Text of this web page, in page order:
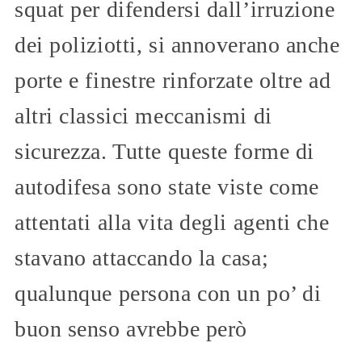
squat per difendersi dall’irruzione
dei poliziotti, si annoverano anche
porte e finestre rinforzate oltre ad
altri classici meccanismi di
sicurezza. Tutte queste forme di
autodifesa sono state viste come
attentati alla vita degli agenti che
stavano attaccando la casa;
qualunque persona con un po’ di
buon senso avrebbe però